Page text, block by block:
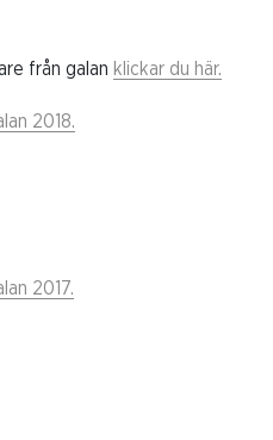
från galan klickar du här.
2018.
2017.